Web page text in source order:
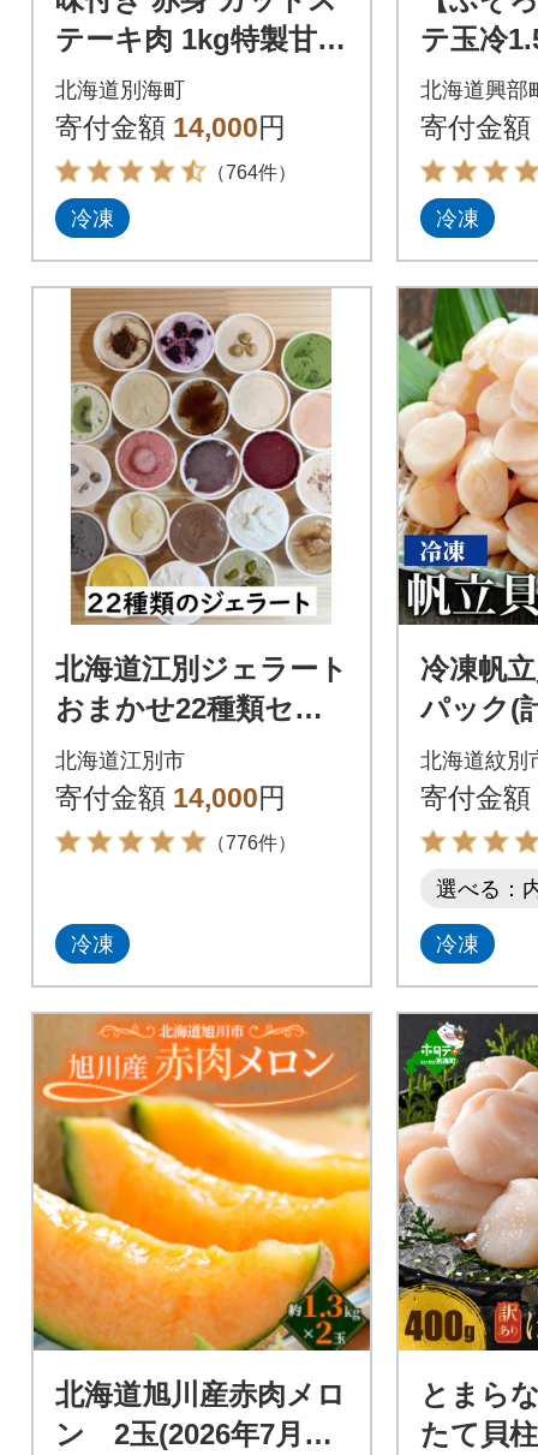
テーキ肉 1kg特製甘だ
れ 北海道 牛肉 訳あり
サイコロ 別海町 ふる
さと納税
北海道別海町
寄付金額 14,000円
（764件）
冷凍
テ玉冷
ホーツ
北海道興部
寄付金額
冷凍
北海道江別ジェラート
おまかせ22種類セッ
ト <80ml×22個>
北海道江別市
寄付金額 14,000円
（776件）
冷凍
冷凍帆
パック(
テ ほた
北海道紋別
寄付金額
選べる：
冷凍
北海道旭川産赤肉メロ
ン 2玉(2026年7月下
とまら
たて貝